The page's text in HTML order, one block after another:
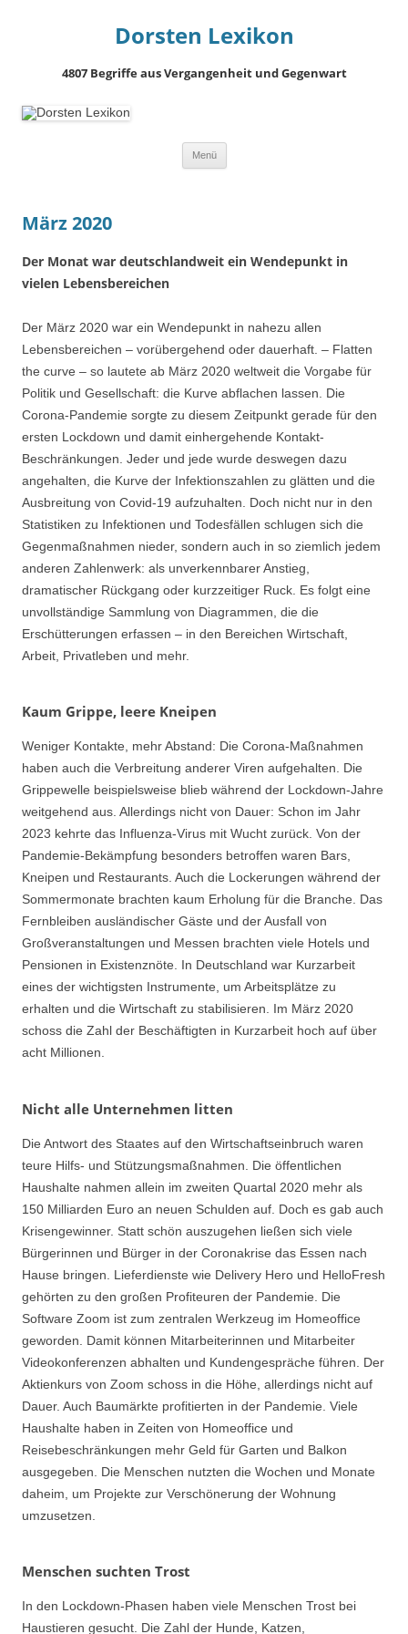
Dorsten Lexikon
4807 Begriffe aus Vergangenheit und Gegenwart
Menü
März 2020
Der Monat war deutschlandweit ein Wendepunkt in
vielen Lebensbereichen
Der März 2020 war ein Wendepunkt in nahezu allen
Lebensbereichen – vorübergehend oder dauerhaft. – Flatten
the curve – so lautete ab März 2020 weltweit die Vorgabe für
Politik und Gesellschaft: die Kurve abflachen lassen. Die
Corona-Pandemie sorgte zu diesem Zeitpunkt gerade für den
ersten Lockdown und damit einhergehende Kontakt-
Beschränkungen. Jeder und jede wurde deswegen dazu
angehalten, die Kurve der Infektionszahlen zu glätten und die
Ausbreitung von Covid-19 aufzuhalten. Doch nicht nur in den
Statistiken zu Infektionen und Todesfällen schlugen sich die
Gegenmaßnahmen nieder, sondern auch in so ziemlich jedem
anderen Zahlenwerk: als unverkennbarer Anstieg,
dramatischer Rückgang oder kurzzeitiger Ruck. Es folgt eine
unvollständige Sammlung von Diagrammen, die die
Erschütterungen erfassen – in den Bereichen Wirtschaft,
Arbeit, Privatleben und mehr.
Kaum Grippe, leere Kneipen
Weniger Kontakte, mehr Abstand: Die Corona-Maßnahmen
haben auch die Verbreitung anderer Viren aufgehalten. Die
Grippewelle beispielsweise blieb während der Lockdown-Jahre
weitgehend aus. Allerdings nicht von Dauer: Schon im Jahr
2023 kehrte das Influenza-Virus mit Wucht zurück. Von der
Pandemie-Bekämpfung besonders betroffen waren Bars,
Kneipen und Restaurants. Auch die Lockerungen während der
Sommermonate brachten kaum Erholung für die Branche. Das
Fernbleiben ausländischer Gäste und der Ausfall von
Großveranstaltungen und Messen brachten viele Hotels und
Pensionen in Existenznöte. In Deutschland war Kurzarbeit
eines der wichtigsten Instrumente, um Arbeitsplätze zu
erhalten und die Wirtschaft zu stabilisieren. Im März 2020
schoss die Zahl der Beschäftigten in Kurzarbeit hoch auf über
acht Millionen.
Nicht alle Unternehmen litten
Die Antwort des Staates auf den Wirtschaftseinbruch waren
teure Hilfs- und Stützungsmaßnahmen. Die öffentlichen
Haushalte nahmen allein im zweiten Quartal 2020 mehr als
150 Milliarden Euro an neuen Schulden auf. Doch es gab auch
Krisengewinner. Statt schön auszugehen ließen sich viele
Bürgerinnen und Bürger in der Coronakrise das Essen nach
Hause bringen. Lieferdienste wie Delivery Hero und HelloFresh
gehörten zu den großen Profiteuren der Pandemie. Die
Software Zoom ist zum zentralen Werkzeug im Homeoffice
geworden. Damit können Mitarbeiterinnen und Mitarbeiter
Videokonferenzen abhalten und Kundengespräche führen. Der
Aktienkurs von Zoom schoss in die Höhe, allerdings nicht auf
Dauer. Auch Baumärkte profitierten in der Pandemie. Viele
Haushalte haben in Zeiten von Homeoffice und
Reisebeschränkungen mehr Geld für Garten und Balkon
ausgegeben. Die Menschen nutzten die Wochen und Monate
daheim, um Projekte zur Verschönerung der Wohnung
umzusetzen.
Menschen suchten Trost
In den Lockdown-Phasen haben viele Menschen Trost bei
Haustieren gesucht. Die Zahl der Hunde, Katzen,